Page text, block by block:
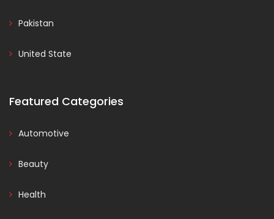
Pakistan
United State
Featured Categories
Automotive
Beauty
Health